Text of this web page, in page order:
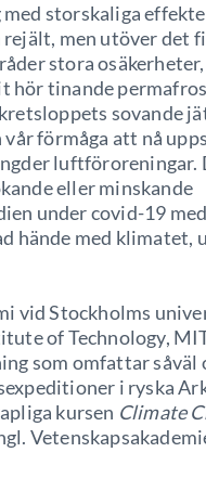
storskaliga
men utöver det
stora
hör tinande
sovande
förmåga att nå
luftföroreningar.
eller minskande
under covid-19
hände med klimatet,
vid Stockholms
of Technology,
som omfattar såväl
i ryska
kursen Climate